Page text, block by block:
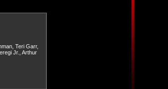
Teri Garr,
Jr. Arthur